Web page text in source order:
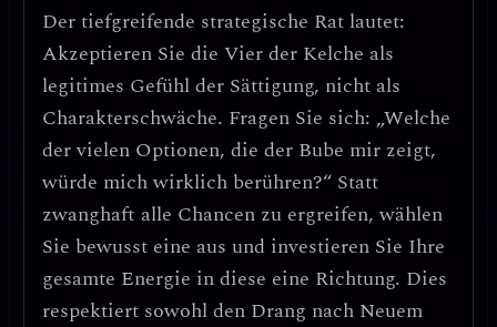
Der tiefgreifende strategische Rat lautet:
Akzeptieren Sie die Vier der Kelche als
legitimes Gefühl der Sättigung, nicht als
Charakterschwäche. Fragen Sie sich: „Welche
der vielen Optionen, die der Bube mir zeigt,
würde mich wirklich berühren?“ Statt
zwanghaft alle Chancen zu ergreifen,wählen
Sie bewusst eine aus und investieren Sie Ihre
gesamte Energie in diese eine Richtung. Dies
respektiert sowohl den Drang nach Neuem